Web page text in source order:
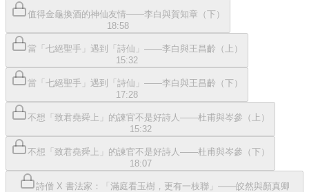
值得金龜換酒的神仙友情——李白與賀知章（下）
18:58
當「七絕聖手」遇到「詩仙」——李白與王昌齡（上）
15:32
當「七絕聖手」遇到「詩仙」——李白與王昌齡（下）
17:28
不想「致君堯舜上」的諫官不是好詩人——杜甫與岑參（上）
15:32
不想「致君堯舜上」的諫官不是好詩人——杜甫與岑參（下）
18:07
詩僧 X 書法家：「滿庭看玉樹，更有一枝聯」——皎然與顏真卿